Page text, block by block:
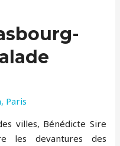
, Paris
villes, Bénédicte Sire
les devantures des